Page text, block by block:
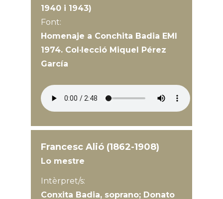
1940 i 1943)
Font:
Homenaje a Conchita Badia EMI
1974. Col·lecció Miquel Pérez
García
Francesc Alió (1862-1908)
Lo mestre
Intèrpret/s:
Conxita Badia, soprano; Donato